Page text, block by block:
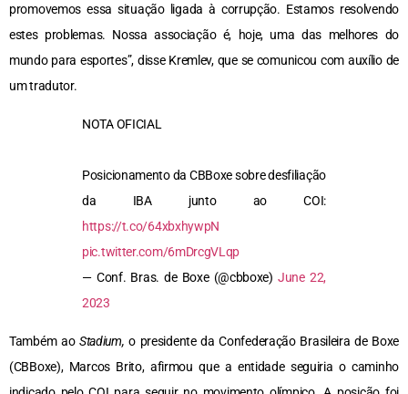
promovemos essa situação ligada à corrupção. Estamos resolvendo
estes problemas. Nossa associação é, hoje, uma das melhores do
mundo para esportes”, disse Kremlev, que se comunicou com auxílio de
um tradutor.
NOTA OFICIAL
Posicionamento da CBBoxe sobre desfiliação
da IBA junto ao COI:
https://t.co/64xbxhywpN
pic.twitter.com/6mDrcgVLqp
— Conf. Bras. de Boxe (@cbboxe) June 22,
2023
Também aoStadium,o presidente da Confederação Brasileira de Boxe
(CBBoxe), Marcos Brito, afirmou que a entidade seguiria o caminho